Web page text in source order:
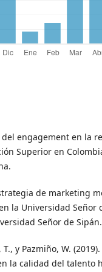
del engagement en la
Superior en
de marketing
la Universidad Señor
Señor de Sipán.
y Pazmiño, W.
la calidad del talento